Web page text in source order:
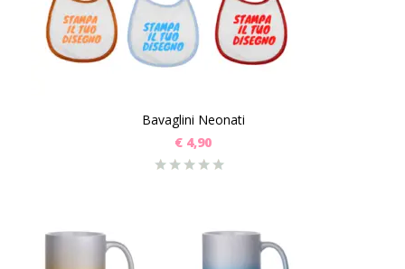
Bavaglini Neonati
€ 4,90